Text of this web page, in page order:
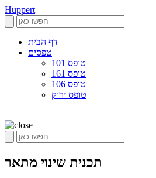
Huppert
דף הבית
טפסים
טופס 101
טופס 161
טופס 106
טופס ירוק
תכנית שינוי מתאר